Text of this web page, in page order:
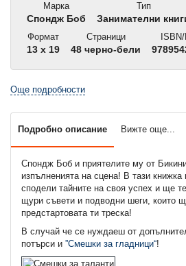
Марка
Спондж Боб
Тип
Занимателни
Формат
13 x 19
Страници
48 черно-бели
Още подробности
Подробно описание Вижте още...
Спондж Боб и приятелите му от
изпълненията на сцена! В тази книжка
сподели тайните на своя успех и ще
щури съвети и подводни шеги, които
предстартовата ти треска!
В случай че се нуждаеш от
потърси и ”Смешки за гладници“!